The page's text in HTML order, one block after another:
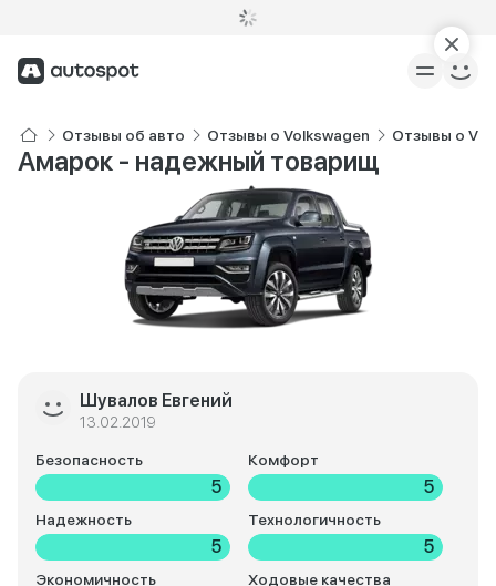
Отзывы об авто Отзывы о Volkswagen Отзывы о
Амарок - надежный товарищ
Шувалов Евгений
13.02.2019
Безопасность
5
Комфорт
5
Надежность
5
Технологичность
5
Экономичность Ходовые качества